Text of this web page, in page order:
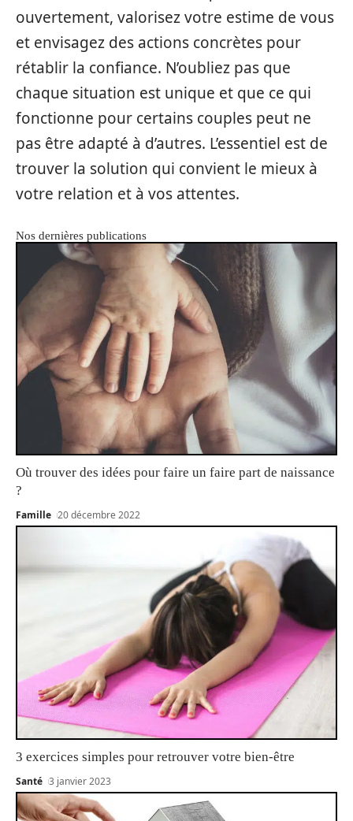
ouvertement, valorisez votre estime de vous
et envisagez des actions concrètes pour
rétablir la confiance. N’oubliez pas que
chaque situation est unique et que ce qui
fonctionne pour certains couples peut ne
pas être adapté à d’autres. L’essentiel est de
trouver la solution qui convient le mieux à
votre relation et à vos attentes.
Nos dernières publications
Où trouver des idées pour faire un faire part de naissance
?
Famille 20 décembre 2022
3 exercices simples pour retrouver votre bien-être
Santé 3 janvier 2023